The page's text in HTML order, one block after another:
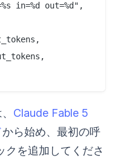
in=%d out=%d",
Claude Fable 5
から始め、最初の呼
クを追加してくださ